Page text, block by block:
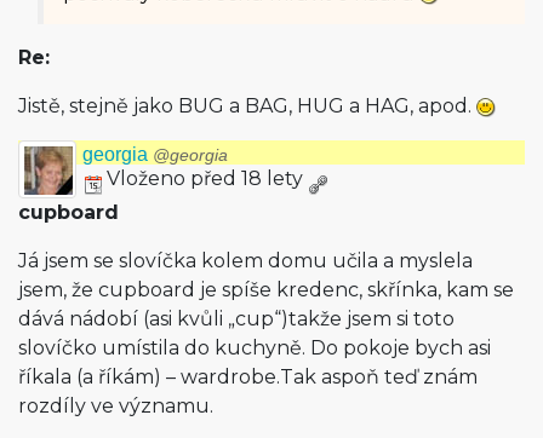
Re:
Jistě, stejně jako BUG a BAG, HUG a HAG, apod.
georgia @georgia
Vloženo před 18 lety
cupboard
Já jsem se slovíčka kolem domu učila a myslela
jsem, že cupboard je spíše kredenc, skřínka, kam se
dává nádobí (asi kvůli „cup“)takže jsem si toto
slovíčko umístila do kuchyně. Do pokoje bych asi
říkala (a říkám) – wardrobe.Tak aspoň teď znám
rozdíly ve významu.